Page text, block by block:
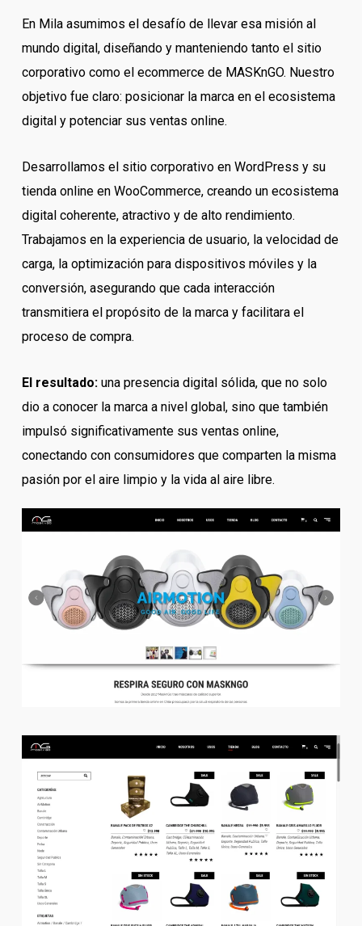
En Mila asumimos el desafío de llevar esa misión al
mundo digital, diseñando y manteniendo tanto el sitio
corporativo como el ecommerce de MASKnGO. Nuestro
objetivo fue claro: posicionar la marca en el ecosistema
digital y potenciar sus ventas online.
Desarrollamos el sitio corporativo en WordPress y su
tienda online en WooCommerce, creando un ecosistema
digital coherente, atractivo y de alto rendimiento.
Trabajamos en la experiencia de usuario, la velocidad de
carga, la optimización para dispositivos móviles y la
conversión, asegurando que cada interacción
transmitiera el propósito de la marca y facilitara el
proceso de compra.
El resultado: una presencia digital sólida, que no solo
dio a conocer la marca a nivel global, sino que también
impulsó significativamente sus ventas online,
conectando con consumidores que comparten la misma
pasión por el aire limpio y la vida al aire libre.